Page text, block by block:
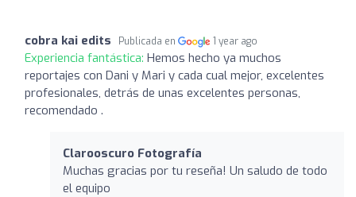
cobra kai edits Publicada en 1 year ago
Experiencia fantástica: Hemos hecho ya muchos
reportajes con Dani y Mari y cada cual mejor, excelentes
profesionales, detrás de unas excelentes personas,
recomendado .
Clarooscuro Fotografía
Muchas gracias por tu reseña! Un saludo de todo
el equipo